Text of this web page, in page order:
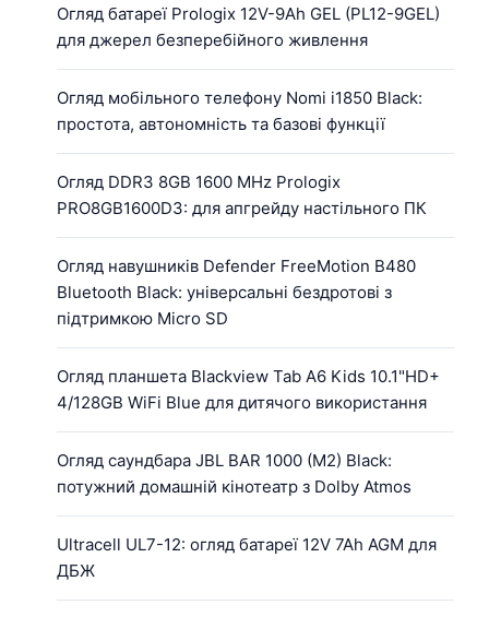
Огляд батареї Prologix 12V-9Ah GEL (PL12-9GEL)
для джерел безперебійного живлення
Огляд мобільного телефону Nomi i1850 Black:
простота, автономність та базові функції
Огляд DDR3 8GB 1600 MHz Prologix
PRO8GB1600D3: для апгрейду настільного ПК
Огляд навушників Defender FreeMotion B480
Bluetooth Black: універсальні бездротові з
підтримкою Micro SD
Огляд планшета Blackview Tab A6 Kids 10.1"HD+
4/128GB WiFi Blue для дитячого використання
Огляд саундбара JBL BAR 1000 (M2) Black:
потужний домашній кінотеатр з Dolby Atmos
Ultracell UL7-12: огляд батареї 12V 7Ah AGM для
ДБЖ